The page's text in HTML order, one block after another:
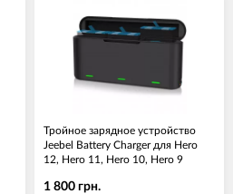
Тройное зарядное устройство
Jeebel Battery Charger для Hero
12, Hero 11, Hero 10, Hero 9
1 800 грн.